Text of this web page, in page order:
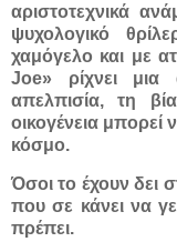
αριστοτεχνικά
ψυχολογικό
χαμόγελο και με
Joe» ρίχνει μια
απελπισία, τη
οικογένεια μπορεί
κόσμο.
Όσοι το έχουν δει
που σε κάνει να
πρέπει.